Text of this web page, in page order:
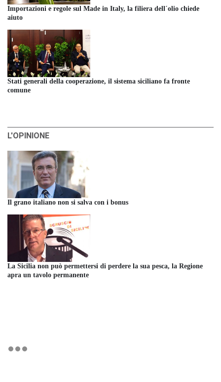
Importazioni e regole sul Made in Italy, la filiera dell´olio chiede
aiuto
Stati generali della cooperazione, il sistema siciliano fa fronte
comune
L'OPINIONE
Il grano italiano non si salva con i bonus
La Sicilia non può permettersi di perdere la sua pesca, la Regione
apra un tavolo permanente